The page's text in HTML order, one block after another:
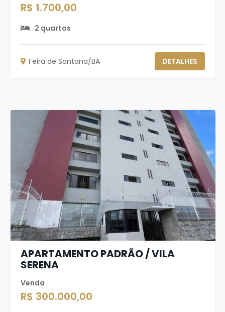
R$ 1.700,00
2 quartos
Feira de Santana/BA DETALHES
APARTAMENTO PADRÃO / VILA
SERENA
Venda
R$ 300.000,00